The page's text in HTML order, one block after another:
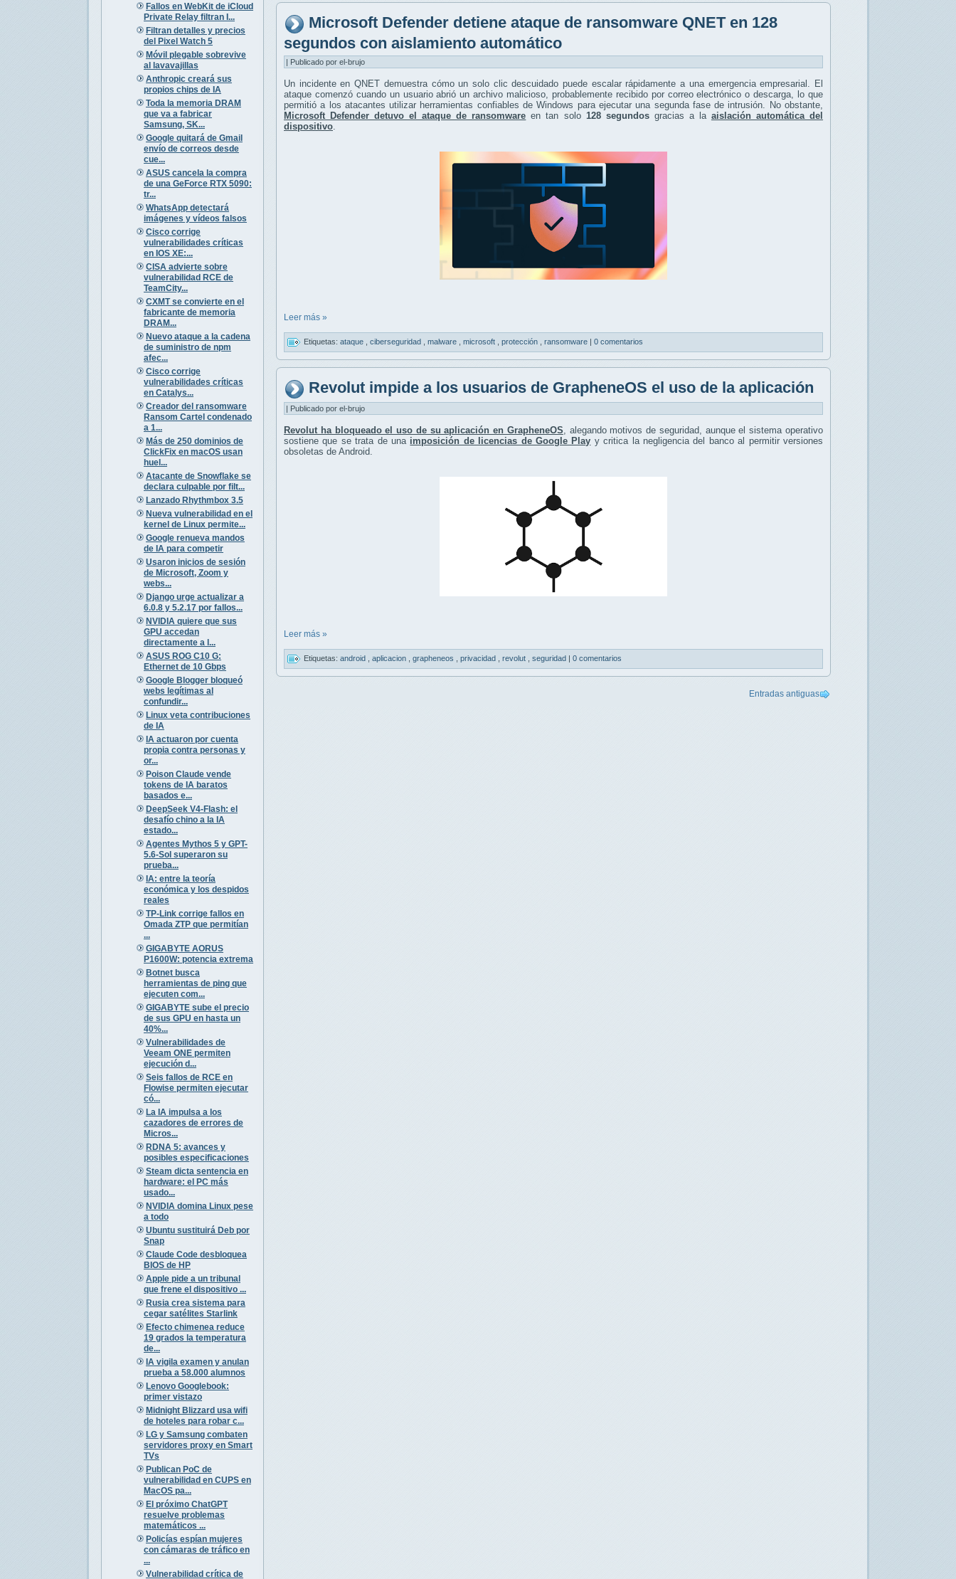
Fallos en WebKit de iCloud
Private Relay filtran I...
Filtran detalles y precios
del Pixel Watch 5
Móvil plegable sobrevive
al lavavajillas
Anthropic creará sus
propios chips de IA
Toda la memoria DRAM
que va a fabricar
Samsung, SK...
Google quitará de Gmail
envío de correos desde
cue...
ASUS cancela la compra
de una GeForce RTX 5090:
tr...
WhatsApp detectará
imágenes y vídeos falsos
Cisco corrige
vulnerabilidades críticas
en IOS XE:...
CISA advierte sobre
vulnerabilidad RCE de
TeamCity...
CXMT se convierte en el
fabricante de memoria
DRAM...
Nuevo ataque a la cadena
de suministro de npm
afec...
Cisco corrige
vulnerabilidades críticas
en Catalys...
Creador del ransomware
Ransom Cartel condenado
a 1...
Más de 250 dominios de
ClickFix en macOS usan
huel...
Atacante de Snowflake se
declara culpable por filt...
Lanzado Rhythmbox 3.5
Nueva vulnerabilidad en el
kernel de Linux permite...
Google renueva mandos
de IA para competir
Usaron inicios de sesión
de Microsoft, Zoom y
webs...
Django urge actualizar a
6.0.8 y 5.2.17 por fallos...
NVIDIA quiere que sus
GPU accedan
directamente a l...
ASUS ROG C10 G:
Ethernet de 10 Gbps
Google Blogger bloqueó
webs legítimas al
confundir...
Linux veta contribuciones
de IA
IA actuaron por cuenta
propia contra personas y
or...
Poison Claude vende
tokens de IA baratos
basados e...
DeepSeek V4-Flash: el
desafío chino a la IA
estado...
Agentes Mythos 5 y GPT-
5.6-Sol superaron su
prueba...
IA: entre la teoría
económica y los despidos
reales
TP-Link corrige fallos en
Omada ZTP que permitían
...
GIGABYTE AORUS
P1600W: potencia extrema
Botnet busca
herramientas de ping que
ejecuten com...
GIGABYTE sube el precio
de sus GPU en hasta un
40%...
Vulnerabilidades de
Veeam ONE permiten
ejecución d...
Seis fallos de RCE en
Flowise permiten ejecutar
có...
La IA impulsa a los
cazadores de errores de
Micros...
RDNA 5: avances y
posibles especificaciones
Steam dicta sentencia en
hardware: el PC más
usado...
NVIDIA domina Linux pese
a todo
Ubuntu sustituirá Deb por
Snap
Claude Code desbloquea
BIOS de HP
Apple pide a un tribunal
que frene el dispositivo ...
Rusia crea sistema para
cegar satélites Starlink
Efecto chimenea reduce
19 grados la temperatura
de...
IA vigila examen y anulan
prueba a 58.000 alumnos
Lenovo Googlebook:
primer vistazo
Midnight Blizzard usa wifi
de hoteles para robar c...
LG y Samsung combaten
servidores proxy en Smart
TVs
Publican PoC de
vulnerabilidad en CUPS en
MacOS pa...
El próximo ChatGPT
resuelve problemas
matemáticos ...
Policías espían mujeres
con cámaras de tráfico en
...
Vulnerabilidad crítica de
Microsoft Defender detiene ataque de ransomware QNET en 128
segundos con aislamiento automático
| Publicado por el-brujo
Un incidente en QNET demuestra cómo un solo clic descuidado puede escalar rápidamente a una emergencia empresarial. El
ataque comenzó cuando un usuario abrió un archivo malicioso, probablemente recibido por correo electrónico o descarga, lo que
permitió a los atacantes utilizar herramientas confiables de Windows para ejecutar una segunda fase de intrusión. No obstante,
Microsoft Defender detuvo el ataque de ransomware en tan solo 128 segundosgracias a la aislación automática del
dispositivo.
Leer más »
Etiquetas: ataque ciberseguridad malware microsoft protección ransomware | 0 comentarios
Revolut impide a los usuarios de GrapheneOS el uso de la aplicación
| Publicado por el-brujo
Revolut ha bloqueado el uso de su aplicación en GrapheneOS , alegando motivos de seguridad, aunque el sistema operativo
sostiene que se trata de una imposición de licencias de Google Play y critica la negligencia del banco al permitir versiones
obsoletas de Android.
Leer más »
Etiquetas: android aplicacion grapheneos privacidad revolut seguridad | 0 comentarios
Entradas antiguas